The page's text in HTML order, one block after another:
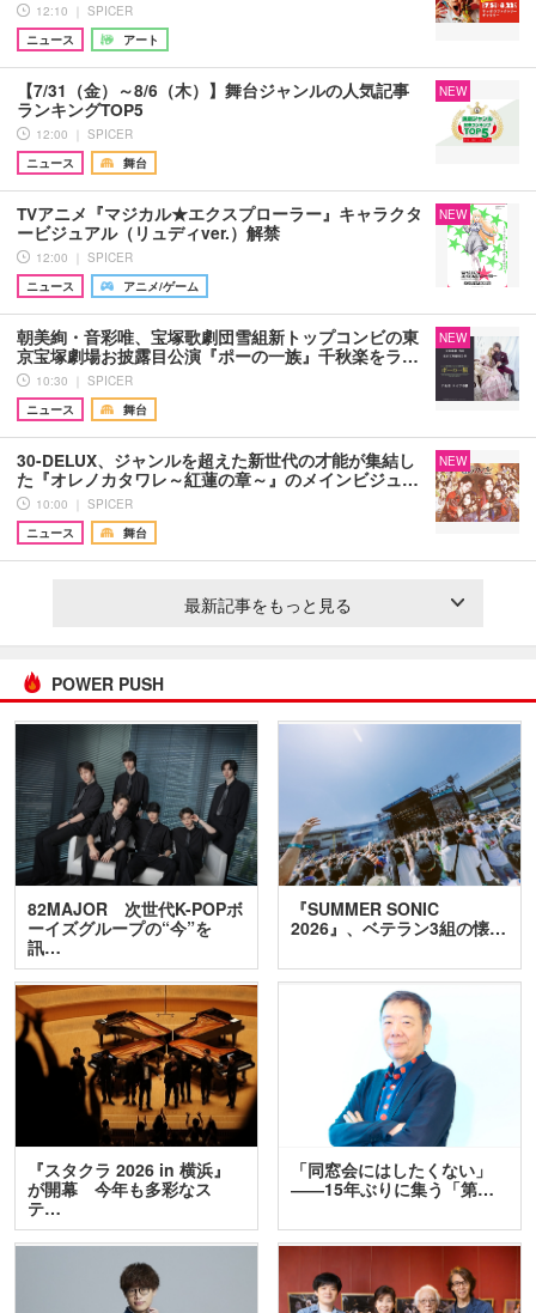
12:10 ｜ SPICER
ニュース
アート
【7/31（金）～8/6（木）】舞台ジャンルの人気記事
ランキングTOP5
12:00 ｜ SPICER
ニュース
舞台
NEW
TVアニメ『マジカル★エクスプローラー』キャラクタ
ービジュアル（リュディver.）解禁
12:00 ｜ SPICER
ニュース
アニメ/ゲーム
NEW
朝美絢・音彩唯、宝塚歌劇団雪組新トップコンビの東
京宝塚劇場お披露目公演『ポーの一族』千秋楽をラ…
10:30 ｜ SPICER
ニュース
舞台
NEW
30-DELUX、ジャンルを超えた新世代の才能が集結し
た『オレノカタワレ～紅蓮の章～』のメインビジュ…
10:00 ｜ SPICER
ニュース
舞台
NEW
最新記事をもっと見る
POWER PUSH
82MAJOR 次世代K-POPボ
ーイズグループの“今”を
訊…
『SUMMER SONIC
2026』、ベテラン3組の懐…
『スタクラ 2026 in 横浜』
が開幕 今年も多彩なス
テ…
「同窓会にはしたくない」
――15年ぶりに集う「第…